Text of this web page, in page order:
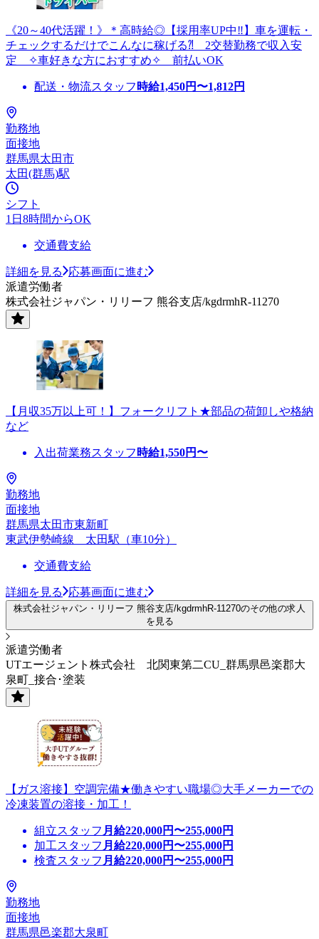
《20～40代活躍！》＊高時給◎【採用率UP中‼】車を運転・
チェックするだけでこんなに稼げる⁈ 2交替勤務で収入安
定 ✧車好きな方におすすめ✧ 前払いOK
配送・物流スタッフ 時給1,450円〜1,812円
勤務地
面接地
群馬県太田市
太田(群馬)駅
シフト
1日8時間からOK
交通費支給
詳細を見る
応募画面に進む
派遣労働者
株式会社ジャパン・リリーフ 熊谷支店/kgdrmhR-11270
【月収35万以上可！】フォークリフト★部品の荷卸しや格納
など
入出荷業務スタッフ 時給1,550円〜
勤務地
面接地
群馬県太田市東新町
東武伊勢崎線 太田駅（車10分）
交通費支給
詳細を見る 応募画面に進む
株式会社ジャパン・リリーフ 熊谷支店/kgdrmhR-11270のその他の求人
を見る
派遣労働者
UTエージェント株式会社 北関東第二CU_群馬県邑楽郡大
泉町_接合･塗装
【ガス溶接】空調完備★働きやすい職場◎大手メーカーでの
冷凍装置の溶接・加工！
組立スタッフ 月給220,000円〜255,000円
加工スタッフ 月給220,000円〜255,000円
検査スタッフ 月給220,000円〜255,000円
勤務地
面接地
群馬県邑楽郡大泉町